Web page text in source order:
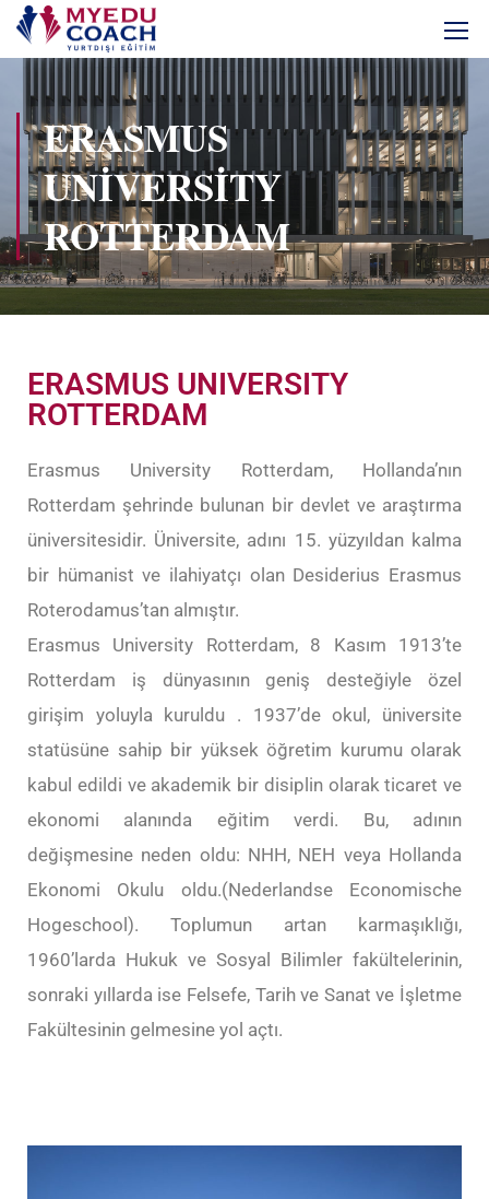
ERASMUS
UNIVERSITY
ROTTERDAM
ERASMUS UNIVERSITY
ROTTERDAM
Erasmus University Rotterdam, Hollanda’nın
Rotterdam şehrinde bulunan bir devlet ve araştırma
üniversitesidir. Üniversite, adını 15. yüzyıldan kalma
bir hümanist ve ilahiyatçı olan Desiderius Erasmus
Roterodamus’tan almıştır.
Erasmus University Rotterdam, 8 Kasım 1913’te
Rotterdam iş dünyasının geniş desteğiyle özel
girişim yoluyla kuruldu . 1937’de okul, üniversite
statüsüne sahip bir yüksek öğretim kurumu olarak
kabul edildi ve akademik bir disiplin olarak ticaret ve
ekonomi alanında eğitim verdi. Bu, adının
değişmesine neden oldu: NHH, NEH veya Hollanda
Ekonomi Okulu oldu.(Nederlandse Economische
Hogeschool). Toplumun artan karmaşıklığı,
1960’larda Hukuk ve Sosyal Bilimler fakültelerinin,
sonraki yıllarda ise Felsefe, Tarih ve Sanat ve İşletme
Fakültesinin gelmesine yol açtı.